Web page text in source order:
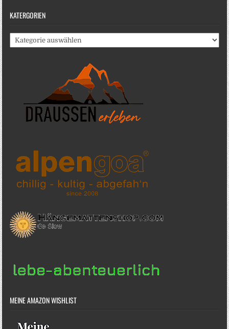
KATERGORIEN
Katergorien
MEINE AMAZON WISHLIST